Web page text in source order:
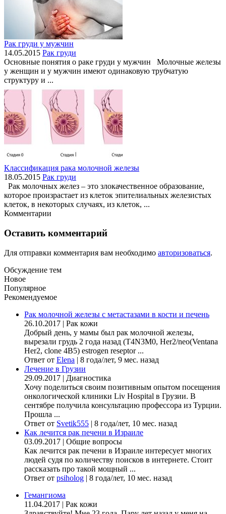
Рак груди у мужчин
14.05.2015 Рак груди
Основные понятия о раке груди у мужчин Молочные железы
у женщин и у мужчин имеют одинаковую трубчатую
структуру и ...
Классификация рака молочной железы
18.05.2015 Рак груди
Рак молочных желез – это злокачественное образование,
которое произрастает из клеток эпителиальных железистых
клеток, в некоторых случаях, из клеток, ...
Комментарии
Оставить комментарий
Для отправки комментария вам необходимо авторизоваться.
Обсуждение тем
Новое
Популярное
Рекомендуемое
Рак молочной железы с метастазами в кости и печень
26.10.2017 | Рак кожи
Добрый день, у мамы был рак молочной железы,
вырезали грудь 2 года назад (Т4N3M0, Her2/neo(Ventana
Her2, clone 4B5) estrogen reseptor ...
Ответ от Elena | 8 года/лет, 9 мес. назад
Лечение в Грузии
29.09.2017 | Диагностика
Хочу поделиться своим позитивным опытом посещения
онкологической клиники Liv Hospital в Грузии. В
сентябре получила консультацию профессора из Турции.
Прошла ...
Ответ от Svetik555 | 8 года/лет, 10 мес. назад
Как лечится рак печени в Израиле
03.09.2017 | Общие вопросы
Как лечится рак печени в Израиле интересует многих
людей судя по количеству поисков в интернете. Стоит
рассказать про такой мощный ...
Ответ от psiholog | 8 года/лет, 10 мес. назад
Гемангиома
11.04.2017 | Рак кожи